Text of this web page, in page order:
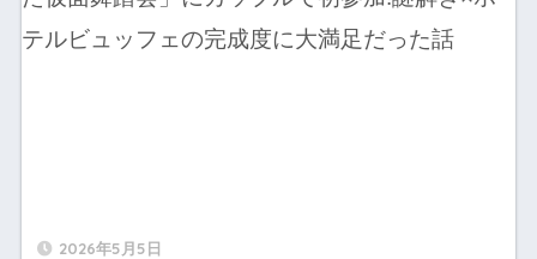
2026年5月5日